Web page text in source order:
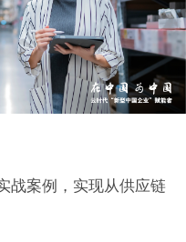
战案例，实现从供应链